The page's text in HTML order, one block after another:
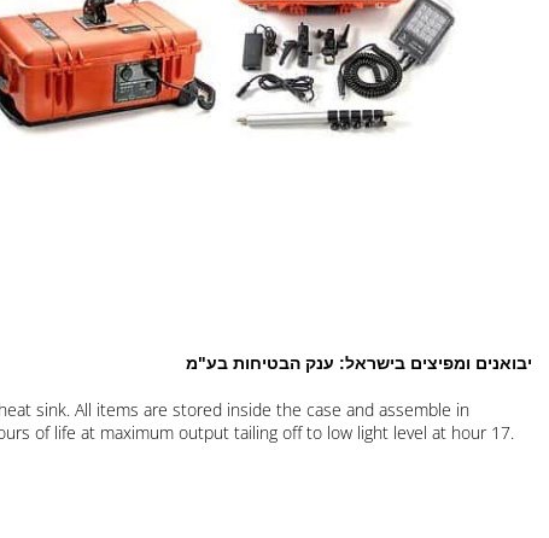
ומפיצים בישראל: ענק הבטיחות בע"מ
heat sink. All items are stored inside the case and assemble in